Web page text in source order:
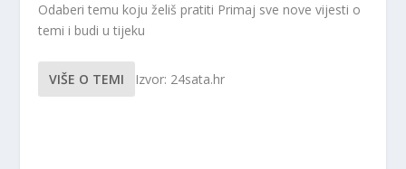
Odaberi temu koju želiš pratiti Primaj sve nove vijesti o
temi i budi u tijeku
VIŠE O TEMI Izvor: 24sata.hr